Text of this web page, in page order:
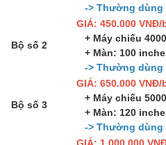
-> Thường dùng
Bộ số 2
GIÁ: 450.000
+ Máy chiếu
+ Màn: 100
-> Thường dùng
Bộ số 3
GIÁ: 650.000
+ Máy chiếu
+ Màn: 120
-> Thường dùng
GIÁ: 1.000.000